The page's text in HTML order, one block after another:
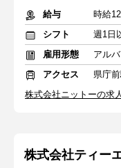
給与
時給
シフト
雇用形態
アル
アクセス
県庁
株式会社ニットーの求
株式会社ティー